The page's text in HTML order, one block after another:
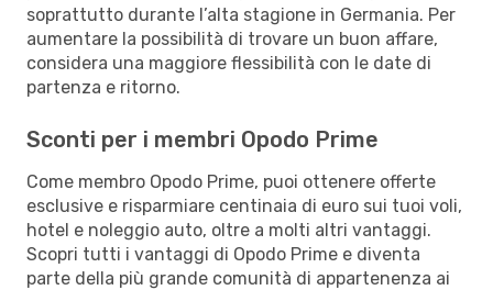
soprattutto durante l’alta stagione in Germania. Per
aumentare la possibilità di trovare un buon affare,
considera una maggiore flessibilità con le date di
partenza e ritorno.
Sconti per i membri Opodo Prime
Come membro Opodo Prime, puoi ottenere offerte
esclusive e risparmiare centinaia di euro sui tuoi voli,
hotel e noleggio auto, oltre a molti altri vantaggi.
Scopri tutti i vantaggi di Opodo Prime e diventa
parte della più grande comunità di appartenenza ai